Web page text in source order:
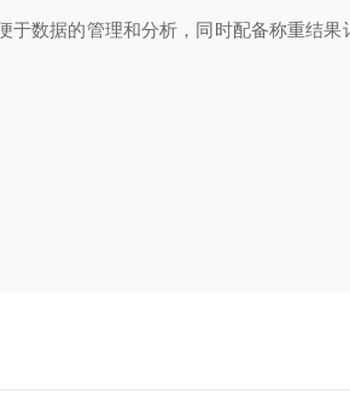
于数据的管理和分析，同时配备称重结果